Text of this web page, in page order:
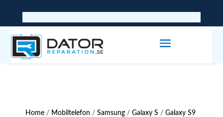
Home / Mobiltelefon /Samsung /Galaxy S /Galaxy S9